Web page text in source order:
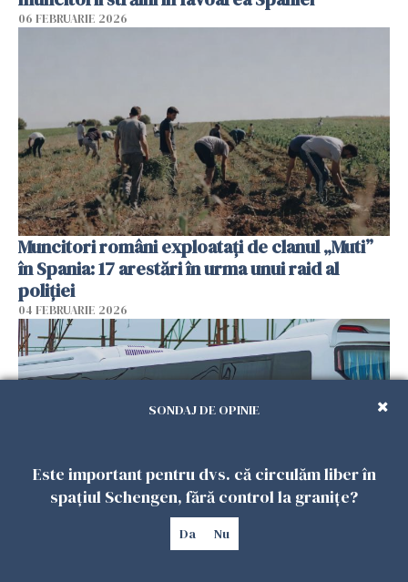
06 FEBRUARIE 2026
Muncitori români exploatați de clanul „Muti”
în Spania: 17 arestări în urma unui raid al
poliției
04 FEBRUARIE 2026
Un autocar cu turiști a derapat în Turcia. Nouă
SONDAJ DE OPINIE
Este important pentru dvs. că circulăm liber în
spațiul Schengen, fără control la granițe?
Da Nu